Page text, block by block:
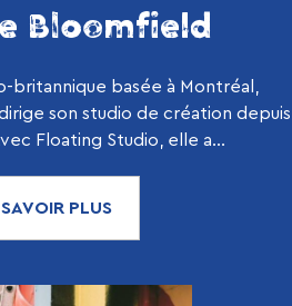
Bloomfield
britannique basée à Montréal,
son studio de création depuis
Floating Studio, elle a...
PLUS